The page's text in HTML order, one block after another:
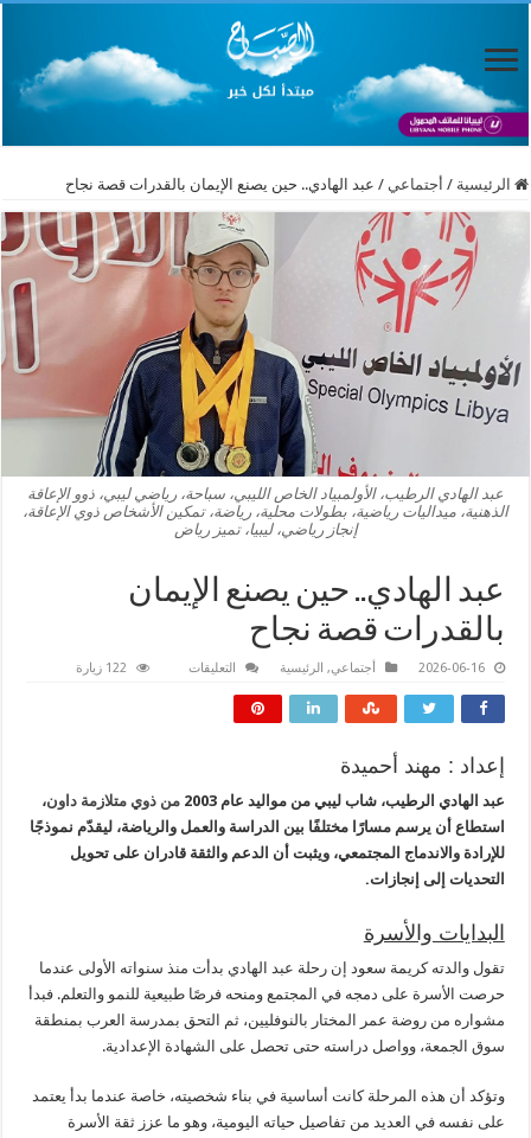
الرئيسية / أجتماعي / عبد الهادي.. حين يصنع الإيمان بالقدرات قصة نجاح
عبد الهادي الرطيب، الأولمبياد الخاص الليبي، سباحة، رياضي ليبي، ذوو الإعاقة
الذهنية، ميداليات رياضية، بطولات محلية، رياضة، تمكين الأشخاص ذوي الإعاقة،
إنجاز رياضي، ليبيا، تميز رياض
عبد الهادي.. حين يصنع الإيمان
بالقدرات قصة نجاح
2026-06-16 أجتماعي, الرئيسية التعليقات
مغلقة
122 زيارة
إعداد : مهند أحميدة
عبد الهادي الرطيب، شاب ليبي من مواليد عام 2003 من ذوي متلازمة داون،
استطاع أن يرسم مسارًا مختلفًا بين الدراسة والعمل والرياضة، ليقدّم نموذجًا
للإرادة والاندماج المجتمعي، ويثبت أن الدعم والثقة قادران على تحويل
التحديات إلى إنجازات.
البدايات والأسرة
تقول والدته كريمة سعود إن رحلة عبد الهادي بدأت منذ سنواته الأولى عندما
حرصت الأسرة على دمجه في المجتمع ومنحه فرصًا طبيعية للنمو والتعلم. فبدأ
مشواره من روضة عمر المختار بالنوفليين، ثم التحق بمدرسة العرب بمنطقة
سوق الجمعة، وواصل دراسته حتى تحصل على الشهادة الإعدادية.
وتؤكد أن هذه المرحلة كانت أساسية في بناء شخصيته، خاصة عندما بدأ يعتمد
على نفسه في العديد من تفاصيل حياته اليومية، وهو ما عزز ثقة الأسرة